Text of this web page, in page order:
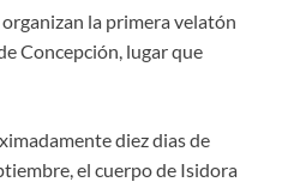
organizan la primera velatón
Concepción, lugar que
diez dias de
el cuerpo de Isidora